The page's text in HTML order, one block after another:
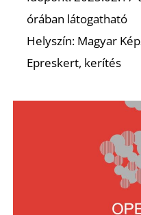
órában látogatható
Helyszín: Magyar
Epreskert, kerítés